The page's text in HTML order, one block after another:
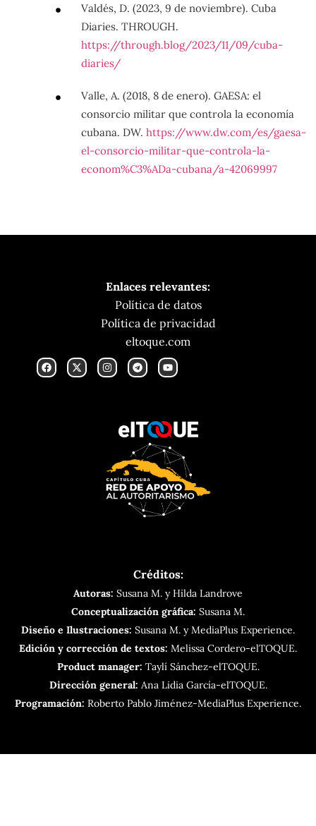
Valdés, D. (2023, 9 de noviembre). Cuba
Diaries. THROUGH.
https://through.blog/2023/11/09/cuba-
diaries/
Valle, A. (2018, 8 de enero). GAESA: el
consorcio militar que controla la economía
cubana. DW. https://www.dw.com/es/gaesa-
el-consorcio-militar-que-controla-la-
econom%C3%ADa-cubana/a-42069997
Enlaces relevantes:
Política de datos
Política de privacidad
eltoque.com
Créditos:
Autoras: Susana M. y Hilda Landrove
Conceptualización gráfica: Susana M.
Diseño e Ilustraciones: Susana M. y MediaPlus Experience.
Edición y corrección de textos: Melissa Cordero-elTOQUE.
Product manager: Taylí Sánchez-elTOQUE.
Dirección general: Ana Lidia García-elTOQUE.
Programación: Roberto Pablo Jiménez-MediaPlus Experience.